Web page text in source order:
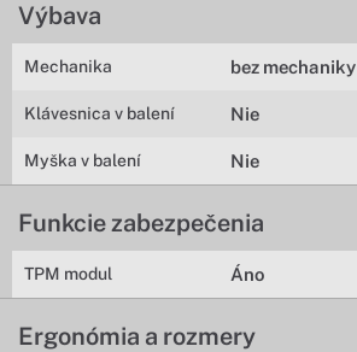
Výbava
Mechanika bez mechaniky
Klávesnica v balení Nie
Myška v balení Nie
Funkcie zabezpečenia
TPM modul Áno
Ergonómia a rozmery